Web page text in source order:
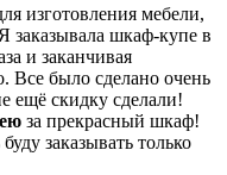
изготовления мебели,
заказывала шкаф-купе в
и заканчивая
Все было сделано очень
ещё скидку сделали!
за прекрасный шкаф!
заказывать только